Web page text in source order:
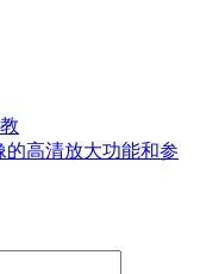
的高清放大功能和参